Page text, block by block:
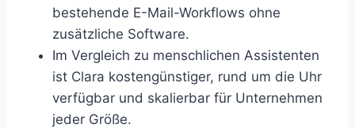
bestehende E-Mail-Workflows ohne
zusätzliche Software.
Im Vergleich zu menschlichen Assistenten
ist Clara kostengünstiger, rund um die Uhr
verfügbar und skalierbar für Unternehmen
jeder Größe.